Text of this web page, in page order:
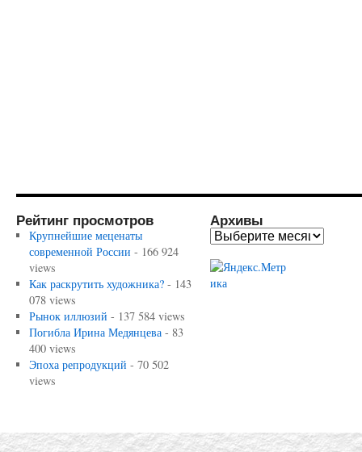
Рейтинг просмотров
Крупнейшие меценаты
современной России - 166 924
views
Как раскрутить художника?- 143
078 views
Рынок иллюзий - 137 584 views
Погибла Ирина Медянцева- 83
400 views
Эпоха репродукций - 70 502
views
Архивы